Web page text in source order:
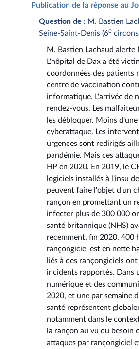
Publication de la réponse au
Question de : M. Bastien
Seine-Saint-Denis (6e
M. Bastien Lachaud
L'hôpital de Dax a été
coordonnées des patients
centre de vaccination
informatique. L'arrivée de
rendez-vous. Les
les débloquer. Moins
cyberattaque. Les
urgences sont redirigés
pandémie. Mais ces
HP en 2020. En 2019, le
logiciels installés à l'insu
peuvent faire l'objet d'un
rançon en promettant un
infecter plus de 300 000
santé britannique (NHS)
récemment, fin 2020, 400
rançongiciel est en nette
liés à des rançongiciels
incidents rapportés. Dans
numérique et des
2020, et une par semaine
santé représentent
notamment dans le
la rançon au vu du besoin
attaques par rançongiciel